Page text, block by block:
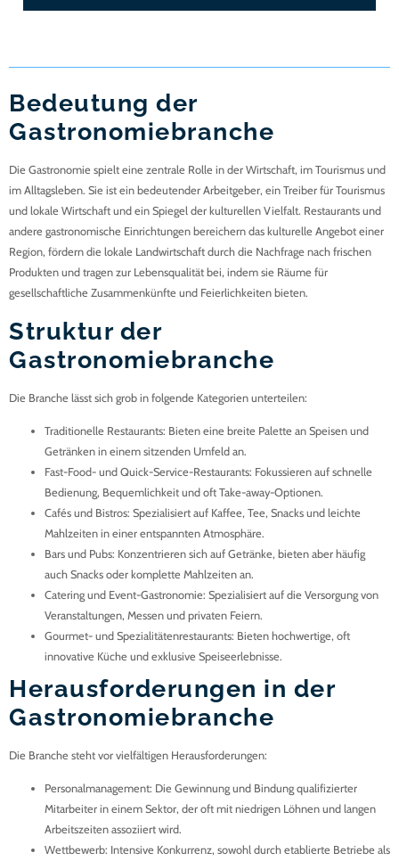
Bedeutung der
Gastronomiebranche
Die Gastronomie spielt eine zentrale Rolle in der Wirtschaft, im Tourismus und
im Alltagsleben. Sie ist ein bedeutender Arbeitgeber, ein Treiber für Tourismus
und lokale Wirtschaft und ein Spiegel der kulturellen Vielfalt. Restaurants und
andere gastronomische Einrichtungen bereichern das kulturelle Angebot einer
Region, fördern die lokale Landwirtschaft durch die Nachfrage nach frischen
Produkten und tragen zur Lebensqualität bei, indem sie Räume für
gesellschaftliche Zusammenkünfte und Feierlichkeiten bieten.
Struktur der
Gastronomiebranche
Die Branche lässt sich grob in folgende Kategorien unterteilen:
Traditionelle Restaurants: Bieten eine breite Palette an Speisen und
Getränken in einem sitzenden Umfeld an.
Fast-Food- und Quick-Service-Restaurants: Fokussieren auf schnelle
Bedienung, Bequemlichkeit und oft Take-away-Optionen.
Cafés und Bistros: Spezialisiert auf Kaffee, Tee, Snacks und leichte
Mahlzeiten in einer entspannten Atmosphäre.
Bars und Pubs: Konzentrieren sich auf Getränke, bieten aber häufig
auch Snacks oder komplette Mahlzeiten an.
Catering und Event-Gastronomie: Spezialisiert auf die Versorgung von
Veranstaltungen, Messen und privaten Feiern.
Gourmet- und Spezialitätenrestaurants: Bieten hochwertige, oft
innovative Küche und exklusive Speiseerlebnisse.
Herausforderungen in der
Gastronomiebranche
Die Branche steht vor vielfältigen Herausforderungen:
Personalmanagement: Die Gewinnung und Bindung qualifizierter
Mitarbeiter in einem Sektor, der oft mit niedrigen Löhnen und langen
Arbeitszeiten assoziiert wird.
Wettbewerb: Intensive Konkurrenz, sowohl durch etablierte Betriebe als